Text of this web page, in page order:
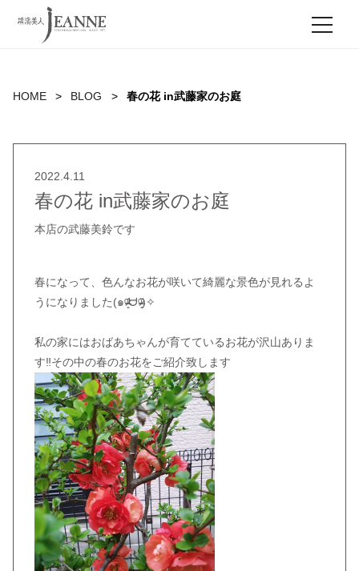
HOME BLOG 春の花 in武藤家のお庭
2022.4.11
春の花 in武藤家のお庭
本店の武藤美鈴です
春になって、色んなお花が咲いて綺麗な景色が見れるよ
うになりました(๑ᵒ̴̶̷͈᷄ᗨᵒ̴̶̷͈᷅)✧
私の家にはおばあちゃんが育てているお花が沢山ありま
す‼️その中の春のお花をご紹介致します